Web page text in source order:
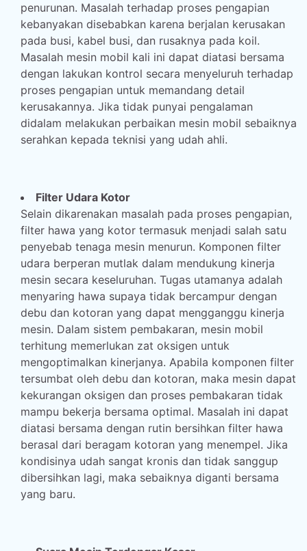
penurunan. Masalah terhadap proses pengapian
kebanyakan disebabkan karena berjalan kerusakan
pada busi, kabel busi, dan rusaknya pada koil.
Masalah mesin mobil kali ini dapat diatasi bersama
dengan lakukan kontrol secara menyeluruh terhadap
proses pengapian untuk memandang detail
kerusakannya. Jika tidak punyai pengalaman
didalam melakukan perbaikan mesin mobil sebaiknya
serahkan kepada teknisi yang udah ahli.
Filter Udara Kotor
Selain dikarenakan masalah pada proses pengapian,
filter hawa yang kotor termasuk menjadi salah satu
penyebab tenaga mesin menurun. Komponen filter
udara berperan mutlak dalam mendukung kinerja
mesin secara keseluruhan. Tugas utamanya adalah
menyaring hawa supaya tidak bercampur dengan
debu dan kotoran yang dapat mengganggu kinerja
mesin. Dalam sistem pembakaran, mesin mobil
terhitung memerlukan zat oksigen untuk
mengoptimalkan kinerjanya. Apabila komponen filter
tersumbat oleh debu dan kotoran, maka mesin dapat
kekurangan oksigen dan proses pembakaran tidak
mampu bekerja bersama optimal. Masalah ini dapat
diatasi bersama dengan rutin bersihkan filter hawa
berasal dari beragam kotoran yang menempel. Jika
kondisinya udah sangat kronis dan tidak sanggup
dibersihkan lagi, maka sebaiknya diganti bersama
yang baru.